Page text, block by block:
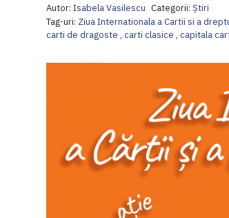
Autor: Isabela Vasilescu Categorii: Ştiri
Tag-uri: Ziua Internationala a Cartii si a
carti de dragoste,carti clasice,capitala